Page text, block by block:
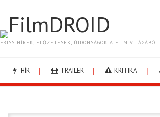
FilmDROID
FRISS HÍREK, ELŐZETESEK, ÚJDONSÁGOK A FILM VILÁGÁBÓL.
HÍR TRAILER KRITIKA